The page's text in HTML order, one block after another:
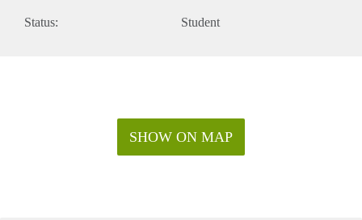
Status: Student
SHOW ON MAP